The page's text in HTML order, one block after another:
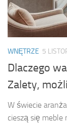
WNĘTRZE 5
Dlaczego
Zalety,
W świecie
cieszą się meble